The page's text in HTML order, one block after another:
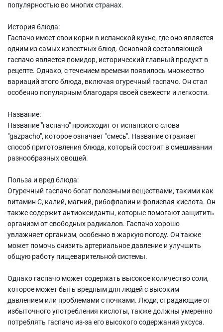
популярностью во многих странах.
История блюда:
Гаспачо имеет свои корни в испанской кухне, где оно является
одним из самых известных блюд. Основной составляющей
гаспачо является помидор, исторический главный продукт в
рецепте. Однако, с течением времени появилось множество
вариаций этого блюда, включая огуречный гаспачо. Он стал
особенно популярным благодаря своей свежести и легкости.
Название:
Название "гаспачо" происходит от испанского слова
"gazpacho", которое означает "смесь". Название отражает
способ приготовления блюда, который состоит в смешивании
разнообразных овощей.
Польза и вред блюда:
Огуречный гаспачо богат полезными веществами, такими как
витамин C, калий, магний, рибофлавин и фолиевая кислота. Он
также содержит антиоксиданты, которые помогают защитить
организм от свободных радикалов. Гаспачо хорошо
увлажняет организм, особенно в жаркую погоду. Он также
может помочь снизить артериальное давление и улучшить
общую работу пищеварительной системы.
Однако гаспачо может содержать высокое количество соли,
которое может быть вредным для людей с высоким
давлением или проблемами с почками. Люди, страдающие от
избыточного употребления кислоты, также должны умеренно
потреблять гаспачо из-за его высокого содержания уксуса.